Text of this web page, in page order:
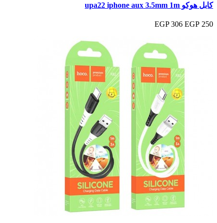
كابل هوكو upa22 iphone aux 3.5mm 1m
250 EGP
306 EGP